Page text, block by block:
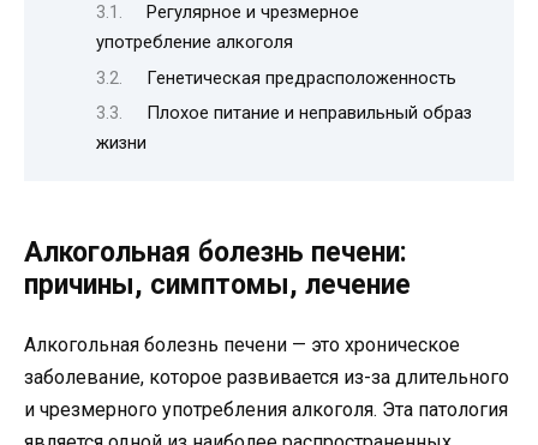
Регулярное и чрезмерное
употребление алкоголя
Генетическая предрасположенность
Плохое питание и неправильный образ
жизни
Алкогольная болезнь печени:
причины, симптомы, лечение
Алкогольная болезнь печени — это хроническое
заболевание, которое развивается из-за длительного
и чрезмерного употребления алкоголя. Эта патология